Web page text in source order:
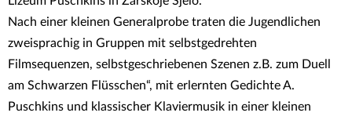
Nach einer kleinen Generalprobe traten die Jugendlichen
zweisprachig in Gruppen mit selbstgedrehten
Filmsequenzen, selbstgeschriebenen Szenen z.B. zum Duell
am Schwarzen Flüsschen“, mit erlernten Gedichte A.
Puschkins und klassischer Klaviermusik in einer kleinen